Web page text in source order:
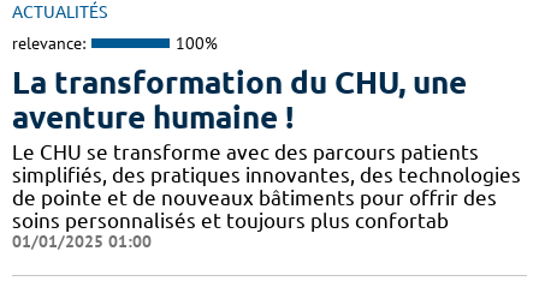
ACTUALITÉS
relevance: 100%
La transformation du CHU, une
aventure humaine !
Le CHU se transforme avec des parcours patients
simplifiés, des pratiques innovantes, des technologies
de pointe et de nouveaux bâtiments pour offrir des
soins personnalisés et toujours plus confortab
01/01/2025 01:00